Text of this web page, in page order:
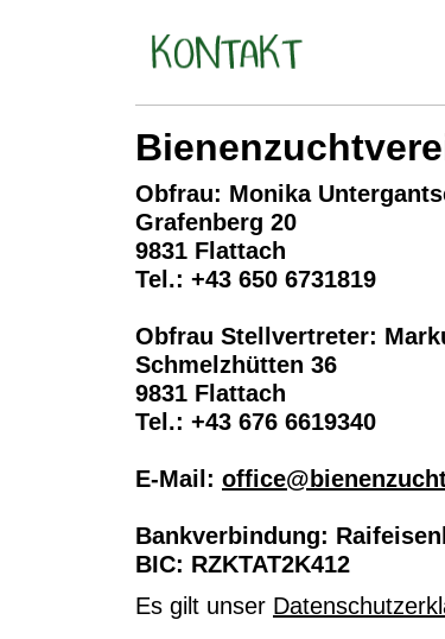
Obfrau: Monika
Grafenberg 20
9831 Flattach
Tel.: +43 650 6731819
Obfrau Stellvertreter:
Schmelzhütten 36
9831 Flattach
Tel.: +43 676 6619340
E-Mail:
Bankverbindung:
BIC: RZKTAT2K412
Es gilt unser